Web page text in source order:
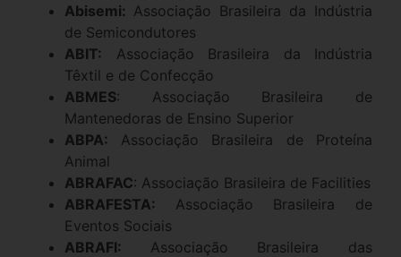
Abisemi: Associação Brasileira da Indústria
de Semicondutores
ABIT: Associação Brasileira da Indústria
Têxtil e de Confecção
ABMES: Associação Brasileira de
Mantenedoras de Ensino Superior
ABPA: Associação Brasileira de Proteína
Animal
ABRAFAC: Associação Brasileira de Facilities
ABRAFESTA: Associação Brasileira de
Eventos Sociais
ABRAFI: Associação Brasileira das